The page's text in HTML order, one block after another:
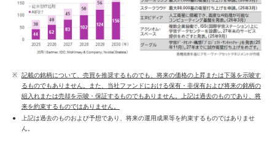
記載の銘柄について、売買を推奨するものでも、将来の価格の上昇または下落を示唆す
るものでもありません。また、当社ファンドにおける保有・非保有および将来の銘柄の
組入れまたは売却を示唆・保証するものでもありません。上記は過去のものであり、将
来を約束するものではありません。
上記は過去のものおよび予想であり、将来の運用成果等を約束するものではありませ
ん。